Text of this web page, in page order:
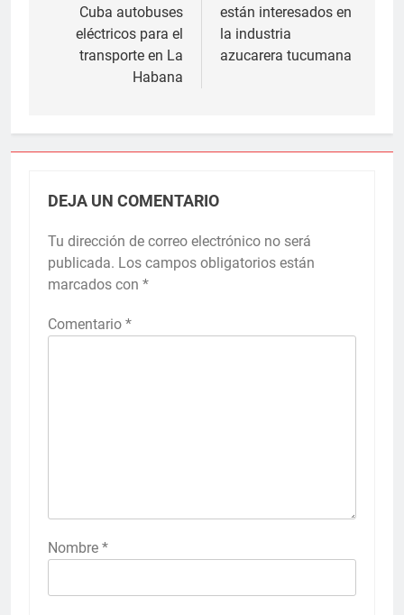
entradas
Cuba autobuses
eléctricos para el
transporte en La
Habana
están interesados en
la industria
azucarera tucumana
DEJA UN COMENTARIO
Tu dirección de correo electrónico no será
publicada. Los campos obligatorios están
marcados con *
Comentario *
Nombre *